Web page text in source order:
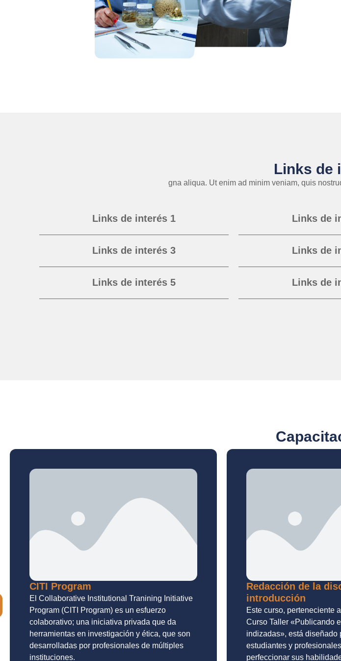
Links de
gna aliqua. Ut enim ad minim veniam, quis
Links de interés 1
Links de interés 3
Links de interés 5
Links de
Links de
Links de
CITI Program
El Collaborative Institutional Tranining Initiative
Program (CITI Program) es un esfuerzo
colaborativo; una iniciativa privada que da
herramientas en investigación y ética, que son
desarrolladas por profesionales de múltiples
instituciones.
Redacción de la
introducción
Este curso, perteneciente
Curso Taller «Publicando
indizadas», está diseñado
estudiantes y
perfeccionar sus